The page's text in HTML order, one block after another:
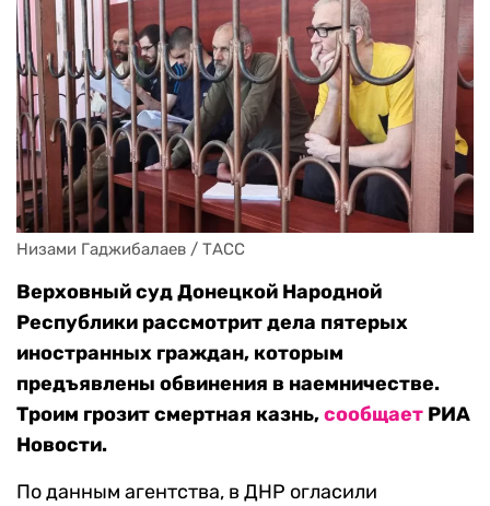
Низами Гаджибалаев / ТАСС
Верховный суд Донецкой Народной
Республики рассмотрит дела пятерых
иностранных граждан, которым
предъявлены обвинения в наемничестве.
Троим грозит смертная казнь,сообщает РИА
Новости.
По данным агентства, в ДНР огласили